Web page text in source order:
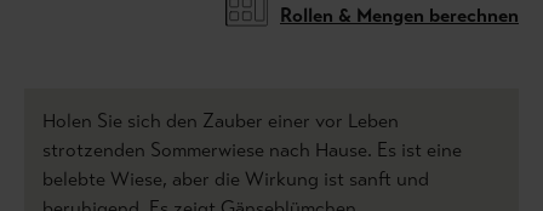
Rollen & Mengen berechnen
Holen Sie sich den Zauber einer vor Leben
strotzenden Sommerwiese nach Hause. Es ist eine
belebte Wiese, aber die Wirkung ist sanft und